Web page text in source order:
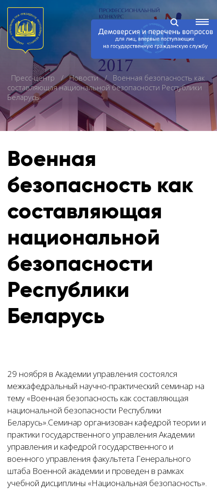
Пресс-центр Новости
Военная безопасность как
составляющая национальной безопасности Республики
Беларусь
Военная
безопасность как
составляющая
национальной
безопасности
Республики
Беларусь
29 ноября в Академии управления состоялся
межкафедральный научно-практический семинар на
тему «Военная безопасность как составляющая
национальной безопасности Республики
Беларусь».Семинар организован кафедрой теории и
практики государственного управления Академии
управления и кафедрой государственного и
военного управления факультета Генерального
штаба Военной академии и проведен в рамках
учебной дисциплины «Национальная безопасность».